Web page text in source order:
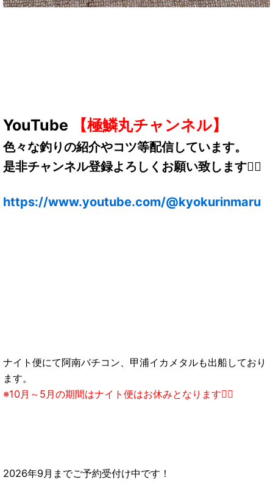
YouTube 【極鱗丸チャンネル】
色々な釣りの紹介やコツ等配信しています。
是非チャンネル登録よろしくお願い致します🙇‍♂️
https://www.youtube.com/@kyokurinmaru
ナイト便にて阿南バチコン、甲浦イカメタルも出船しており
ます。
※10月～5月の期間はナイト便はお休みとなります🙇‍♂️
2026年9月までご予約受付け中です！